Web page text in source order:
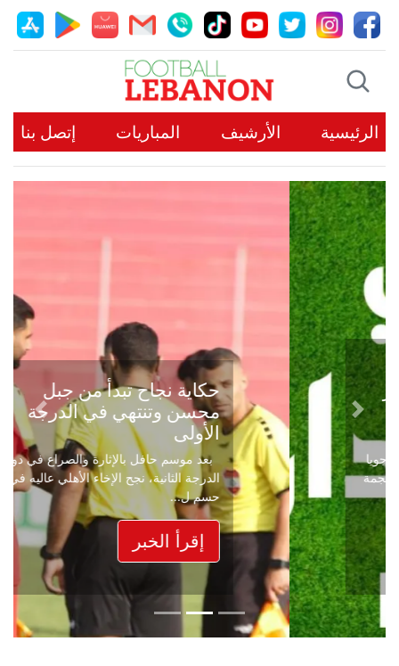
الرئيسية الأرشيف المباريات إتصل بنا
حكاية نجاح تبدأ من جبل
محسن وتنتهي في الدرجة
الأولى
بعد موسم حافل بالإثارة والصراع في دوري
الدرجة الثانية، نجح الإخاء الأهلي عاليه في
حسم ل...
إقرأ الخبر
Previous
Next